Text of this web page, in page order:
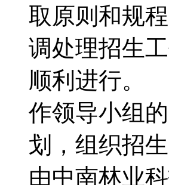
取原则和规
调处理招生
顺利进行。
作领导小组
划，组织招
由中南林业